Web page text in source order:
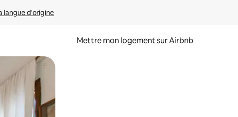
langue d'origine
Mettre mon logement sur Airbnb